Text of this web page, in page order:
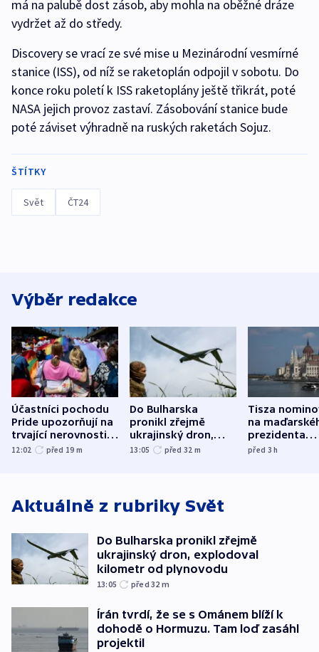
má na palubě dost zásob, aby mohla na oběžné dráze
vydržet až do středy.
Discovery se vrací ze své mise u Mezinárodní vesmírné
stanice (ISS), od níž se raketoplán odpojil v sobotu. Do
konce roku poletí k ISS raketoplány ještě třikrát, poté
NASA jejich provoz zastaví. Zásobování stanice bude
poté záviset výhradně na ruských raketách Sojuz.
ŠTÍTKY
Svět ČT24
Výběr redakce
Účastníci pochodu
Pride upozorňují na
trvající nerovnosti i
společenskou
12:02 před 19 m
Do Bulharska
pronikl zřejmě
ukrajinský dron,
explodoval kilometr
13:05 před 32 m
Tisza
na
prezidenta
bývalého
před 3h
Aktuálně z rubriky Svět
Do Bulharska pronikl zřejmě
ukrajinský dron, explodoval
kilometr od plynovodu
13:05 před 32 m
Írán tvrdí, že se s Ománem blíží k
dohodě o Hormuzu. Tam loď zasáhl
projektil